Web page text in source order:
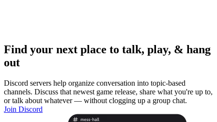
Find your next place to talk, play, & hang
out
Discord servers help organize conversation into topic-based
channels. Discuss that newest game release, share what you're up to,
or talk about whatever — without clogging up a group chat.
Join Discord